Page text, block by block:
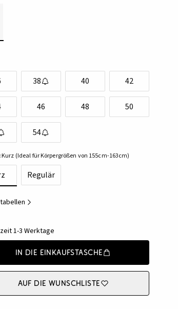
38 40 42
46 48 50
54
Kurz (Ideal für Körpergrößen von 155cm-163cm)
Regulär
1-3 Werktage
In die Einkaufstasche
Auf die Wunschliste